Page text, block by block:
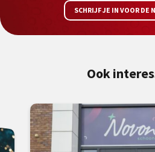
SCHRIJF JE IN VOOR DE
Ook